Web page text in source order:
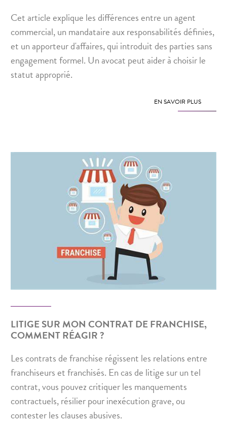
Cet article explique les différences entre un agent
commercial, un mandataire aux responsabilités définies,
et un apporteur d'affaires, qui introduit des parties sans
engagement formel. Un avocat peut aider à choisir le
statut approprié.
EN SAVOIR PLUS
LITIGE SUR MON CONTRAT DE FRANCHISE,
COMMENT RÉAGIR ?
Les contrats de franchise régissent les relations entre
franchiseurs et franchisés. En cas de litige sur un tel
contrat, vous pouvez critiquer les manquements
contractuels, résilier pour inexécution grave, ou
contester les clauses abusives.